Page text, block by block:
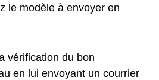
le modèle à envoyer en
vérification du bon
en lui envoyant un courrier